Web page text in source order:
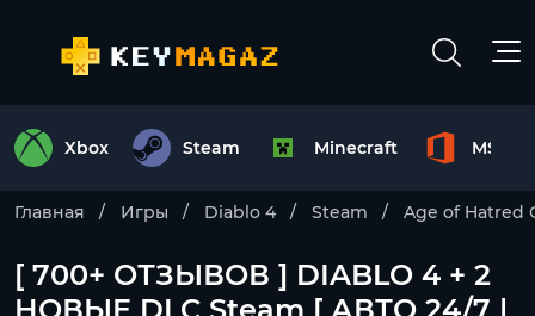
Xbox Steam Minecraft MS
Главная Игры Diablo 4 Steam Age of Hatred
[ 700+ ОТЗЫВОВ ] DIABLO 4 + 2